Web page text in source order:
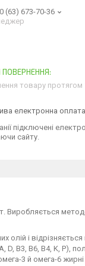
(63) 673-70-36
товару протягом
підключені
сайту.
Виробляється
олій і
B3, B6, B4, K, P),
3 й омега-6